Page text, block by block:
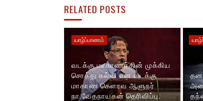
RELATED POSTS
யாழ்ப்பாணம்
வடக்கு மாகாணத்தின் முக்கிய
சொத்து கல்வி என வடக்கு
மாகாண கௌரவ ஆளுநர்
நா.வேதநாயகன் தெரிவிப்பு.